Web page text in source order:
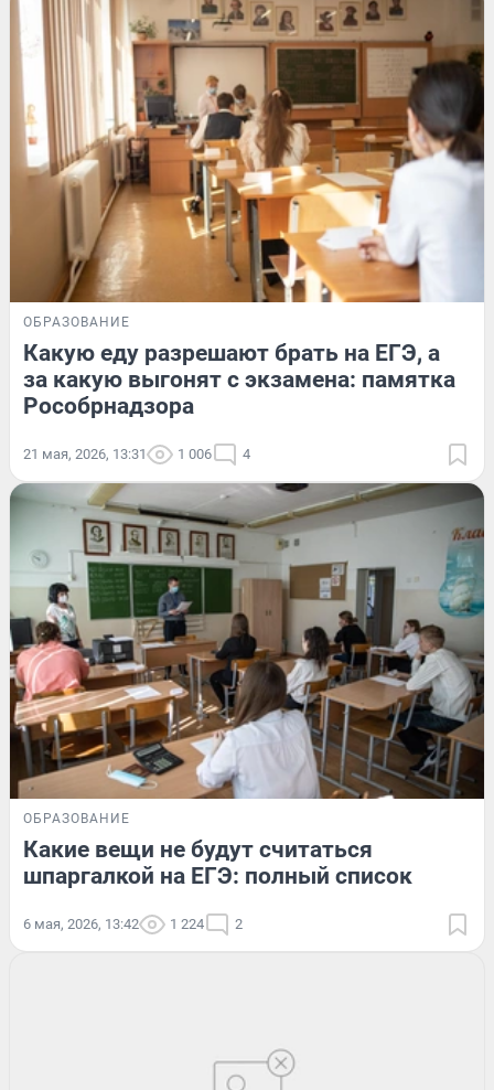
ОБРАЗОВАНИЕ
Какую еду разрешают брать на ЕГЭ, а
за какую выгонят с экзамена: памятка
Рособрнадзора
21 мая, 2026, 13:31 1 006 4
ОБРАЗОВАНИЕ
Какие вещи не будут считаться
шпаргалкой на ЕГЭ: полный список
6 мая, 2026, 13:42 1 224 2